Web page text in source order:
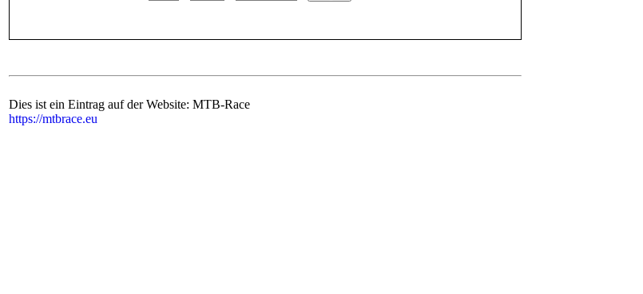
Dies ist ein Eintrag auf der Website: MTB-Race
https://mtbrace.eu